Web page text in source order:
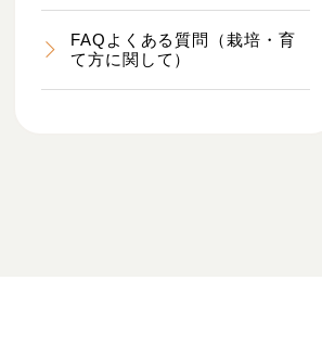
FAQよくある質問（栽培・育
て方に関して）